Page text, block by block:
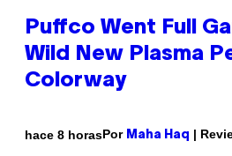
Puffco Went Full
Wild New Plasma
Colorway
hace 8 horasPor Maha Haq |